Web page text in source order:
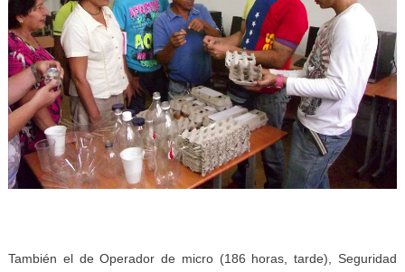
También el de Operador de micro (186 horas, tarde), Seguridad